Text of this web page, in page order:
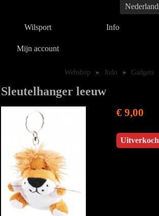
Wilsport Info
Mijn account
Webshop » Judo » Gadgets
Sleutelhanger leeuw
€ 9,00